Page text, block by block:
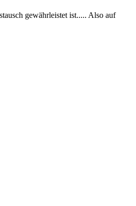
gewährleistet ist..... Also auf